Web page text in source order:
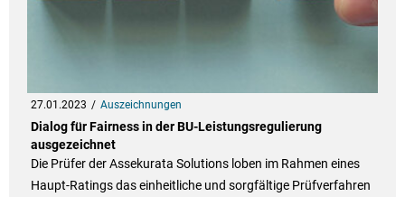
27.01.2023 Auszeichnungen
Dialog für Fairness in der BU-Leistungsregulierung
ausgezeichnet
Die Prüfer der Assekurata Solutions loben im Rahmen eines
Haupt-Ratings das einheitliche und sorgfältige Prüfverfahren